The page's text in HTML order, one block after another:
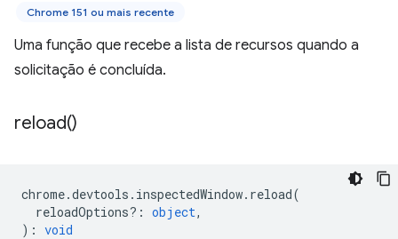
Chrome 151 ou mais recente
Uma função que recebe a lista de recursos quando a
solicitação é concluída.
reload()
chrome.devtools . inspectedWindow. reload(
reloadOptions? : object,
) : void